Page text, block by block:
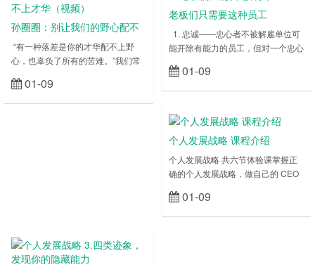
每天写 2000 字，两个月就 12 万字
了，就可以出一本书。 我们都知道
这……
对你来说，就是没有用的“惰性知
识”，它只是……
孙圈圈：别让我们的野心配不
上才华（视频）
“有一种落差是你的才华配不上野
心，也辜负了所有的苦难。”我们常
当下的青年人戒骄戒躁：想要追求某
样东西，就务必让自己的能力和所拥
01-09
老板们只需要这种员工
1. 忠诚——忠心者不被解雇单位可
能开除有能力的员工，但对一个忠心
他会成为单位这个铁打营盘中最长久
的战士，而且是最有发展前景的员
题；2、 与上级分享你的想法；3、
司赚钱；2. 敬业——每天比老板多
做一小时随着社会……
01-09
个人发展战略 课程介绍
个人发展战略 共六节体验课掌握正
确的个人发展战略，做自己的 CEO
《个人发展战略》的课程，我是孙圈
圈，这是我的笔名，原名叫孙园媛。
01-09